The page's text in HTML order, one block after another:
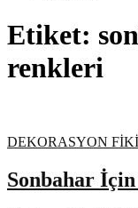
Etiket:
renkleri
DEKORASYON
Sonbahar